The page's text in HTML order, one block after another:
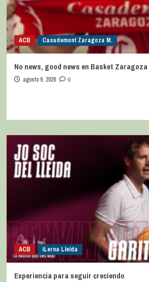
ACB Casademont Zaragoza M.
No news, good news en Basket Zaragoza
agosto 6, 2026 0
ACB iLerna Lleida
Experiencia para seguir creciendo